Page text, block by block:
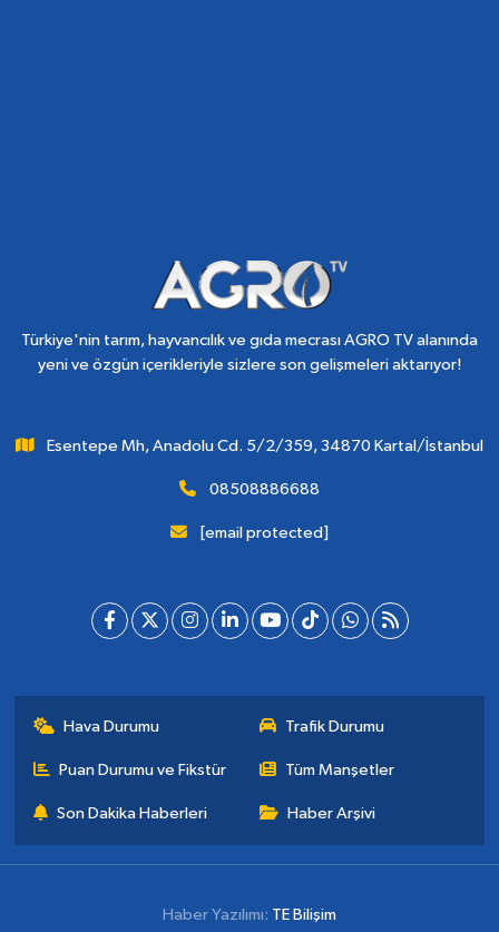
Türkiye'nin tarım, hayvancılık ve gıda mecrası AGRO TV alanında
yeni ve özgün içerikleriyle sizlere son gelişmeleri aktarıyor!
Esentepe Mh, Anadolu Cd. 5/2/359, 34870 Kartal/İstanbul
08508886688
[email protected]
Hava Durumu Trafik Durumu
Puan Durumu ve Fikstür Tüm Manşetler
Son Dakika Haberleri Haber Arşivi
Haber Yazılımı: TE Bilişim